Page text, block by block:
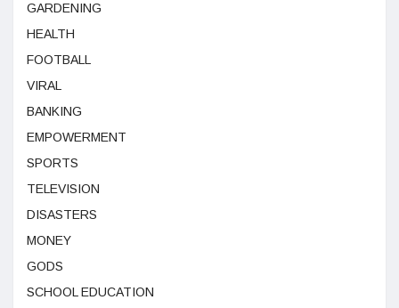
GARDENING
HEALTH
FOOTBALL
VIRAL
BANKING
EMPOWERMENT
SPORTS
TELEVISION
DISASTERS
MONEY
GODS
SCHOOL EDUCATION